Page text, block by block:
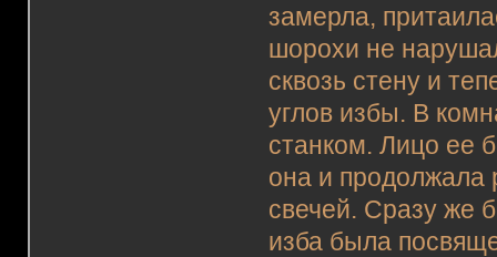
замерла,
шорохи не
сквозь стену и
углов избы. В
станком. Лицо ее
она и продолжала
свечей. Сразу же
изба была